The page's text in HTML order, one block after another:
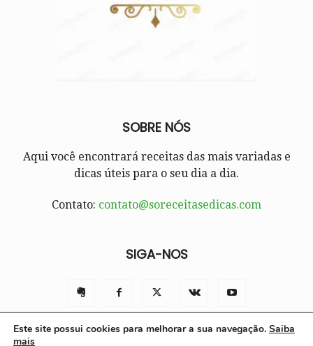
SOBRE NÓS
Aqui você encontrará receitas das mais variadas e
dicas úteis para o seu dia a dia.
Contato: contato@soreceitasedicas.com
SIGA-NOS
Este site possui cookies para melhorar a sua navegação. Saiba
mais